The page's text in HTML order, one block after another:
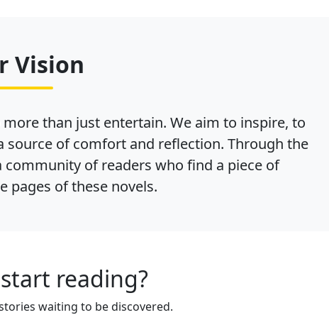
Vision
than just entertain. We aim to inspire, to
source of comfort and reflection. Through the
of readers who find a piece of
pages of these novels.
reading?
waiting to be discovered.